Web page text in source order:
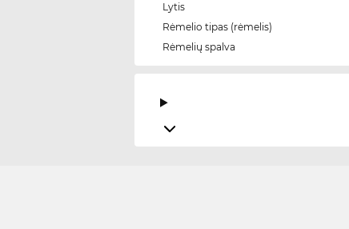
Lytis
Rėmelio tipas (rėmelis)
Rėmelių spalva